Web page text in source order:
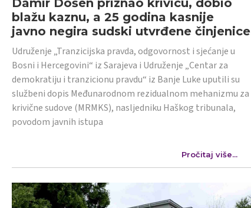
blažu kaznu, a 25 godina kasnije
javno negira sudski utvrđene činjenice
Udruženje „Tranzicijska pravda, odgovornost i sjećanje u
Bosni i Hercegovini“ iz Sarajeva i Udruženje „Centar za
demokratiju i tranzicionu pravdu“ iz Banje Luke uputili su
službeni dopis Međunarodnom rezidualnom mehanizmu za
krivične sudove (MRMKS), nasljedniku Haškog tribunala,
povodom javnih istupa
Pročitaj više...